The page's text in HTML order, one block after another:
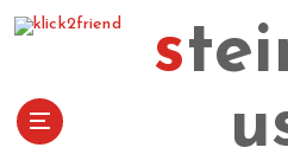
steinla